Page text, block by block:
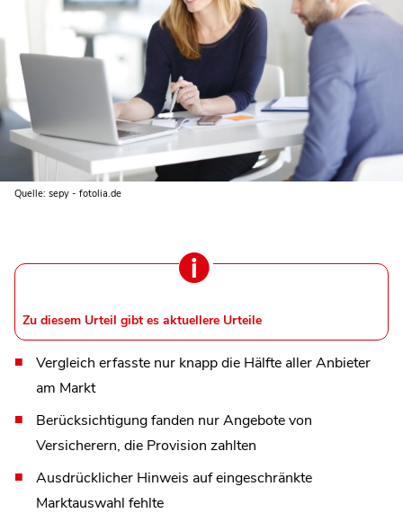
Quelle: sepy - fotolia.de
Zu diesem Urteil gibt es aktuellere Urteile
Vergleich erfasste nur knapp die Hälfte aller Anbieter
am Markt
Berücksichtigung fanden nur Angebote von
Versicherern, die Provision zahlten
Ausdrücklicher Hinweis auf eingeschränkte
Marktauswahl fehlte